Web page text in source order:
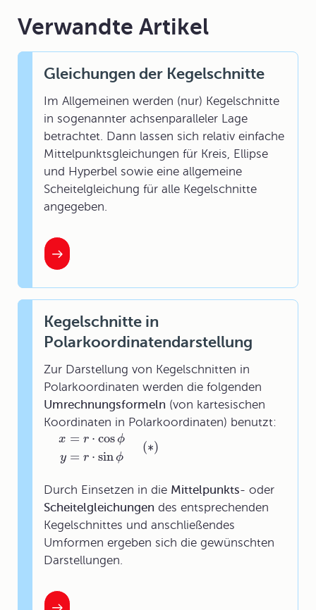
Verwandte Artikel
Gleichungen der Kegelschnitte
Im Allgemeinen werden (nur) Kegelschnitte
in sogenannter achsenparalleler Lage
betrachtet. Dann lassen sich relativ einfache
Mittelpunktsgleichungen für Kreis, Ellipse
und Hyperbel sowie eine allgemeine
Scheitelgleichung für alle Kegelschnitte
angegeben.
Kegelschnitte in
Polarkoordinatendarstellung
Zur Darstellung von Kegelschnitten in
Polarkoordinaten werden die folgenden
Umrechnungsformeln (von kartesischen
Koordinaten in Polarkoordinaten) benutzt:
x = r ⋅ cos ϕ
y = r ⋅ sinϕ
(∗)
Durch Einsetzen in die Mittelpunkts- oder
Scheitelgleichungen des entsprechenden
Kegelschnittes und anschließendes
Umformen ergeben sich die gewünschten
Darstellungen.